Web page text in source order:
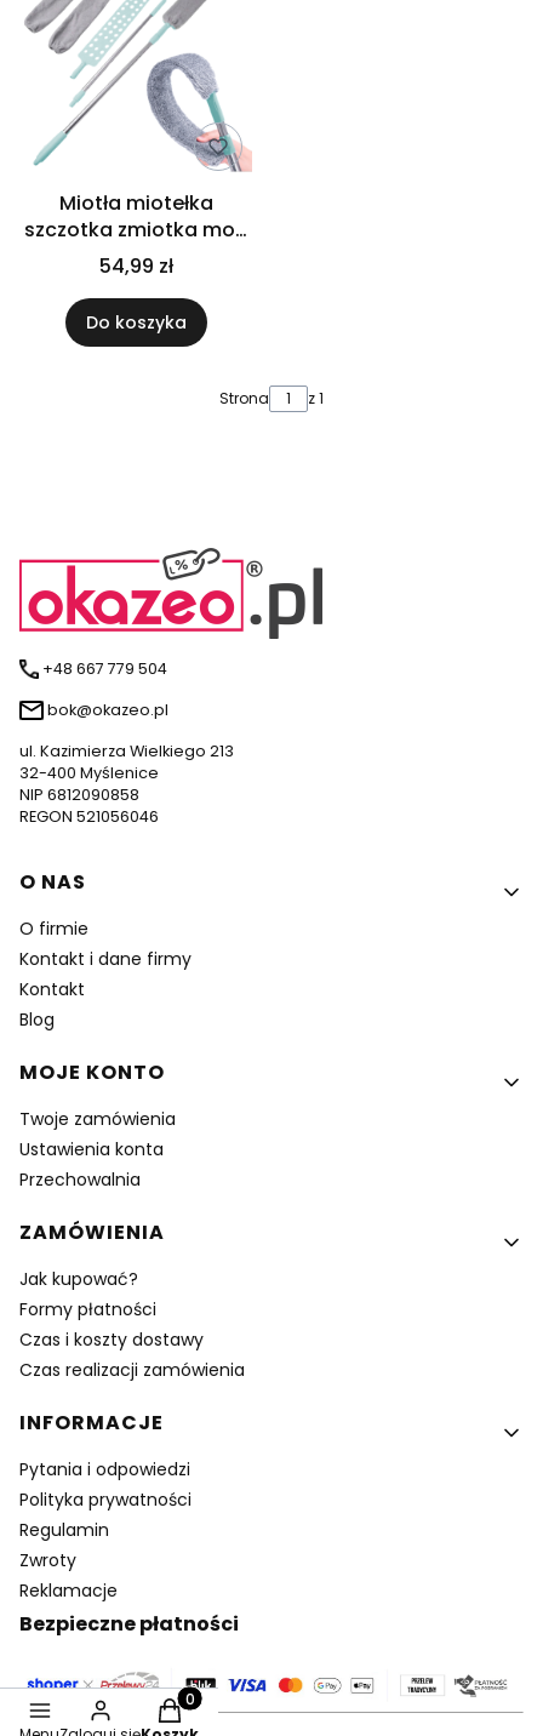
Miotła miotełka
szczotka zmiotka mop
teleskopowa do kurzu
3 szmatki 155 cm
54,99 zł
Do koszyka
Strona z 1
+48 667 779 504
bok@okazeo.pl
ul. Kazimierza Wielkiego 213
32-400 Myślenice
NIP 6812090858
REGON 521056046
Linki w stopce
O NAS
O firmie
Kontakt i dane firmy
Kontakt
Blog
MOJE KONTO
Twoje zamówienia
Ustawienia konta
Przechowalnia
ZAMÓWIENIA
Jak kupować?
Formy płatności
Czas i koszty dostawy
Czas realizacji zamówienia
INFORMACJE
Pytania i odpowiedzi
Polityka prywatności
Regulamin
Zwroty
Reklamacje
Bezpieczne płatności
Produkty w koszyku: 0. Zobacz szczegóły